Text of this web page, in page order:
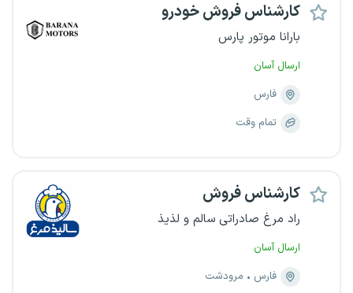
کارشناس فروش خودرو
بارانا موتور پارس
ارسال آسان
فارس
تمام وقت
کارشناس فروش
راد مرغ صادراتی سالم و لذیذ
ارسال آسان
فارس
مرودشت